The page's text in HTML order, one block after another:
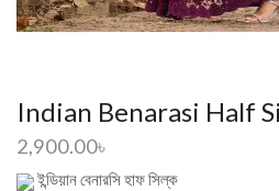
Indian Benarasi Half
2,900.00৳
ইন্ডিয়ান বেনারসি হাফ সিল্ক